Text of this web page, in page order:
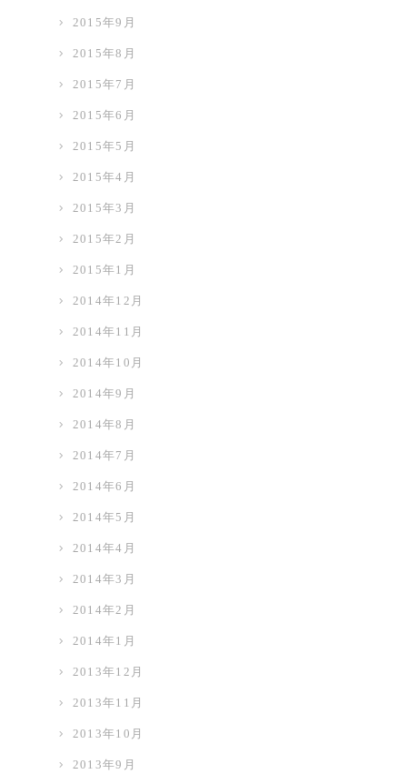
2015年9月
2015年8月
2015年7月
2015年6月
2015年5月
2015年4月
2015年3月
2015年2月
2015年1月
2014年12月
2014年11月
2014年10月
2014年9月
2014年8月
2014年7月
2014年6月
2014年5月
2014年4月
2014年3月
2014年2月
2014年1月
2013年12月
2013年11月
2013年10月
2013年9月